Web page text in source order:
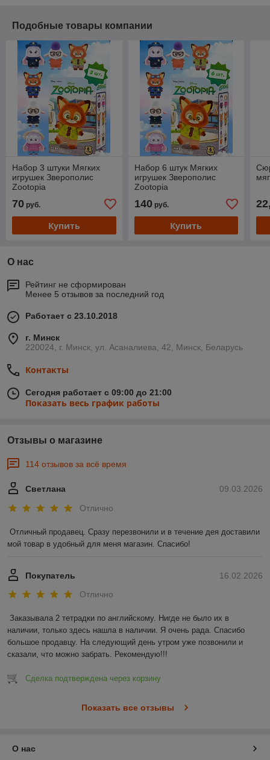
Подобные товары компании
Набор 3 штуки Мягких
игрушек Зверополис
Zootopia
70 руб.
Купить
Набор 6 штук Мягких
игрушек Зверополис
Zootopia
140руб.
Купить
О нас
Рейтинг не сформирован
Менее 5 отзывов за последний год
Работает с 23.10.2018
г. Минск
220024, г. Минск, ул. Асаналиева, 42, Минск, Беларусь
Контакты
Сегодня работает с 09:00 до 21:00
Показать весь график работы
Отзывы о магазине
114 отзывов за всё время
09.03.2026
Светлана
Отлично
Отличный продавец. Сразу перезвонили и в течение дея доставили
мой товар в удобный для меня магазин. Спасибо!
16.02.2026
Покупатель
Отлично
Заказывала 2 тетрадки по английскому. Нигде не было их в
наличии, только здесь нашла в наличии. Я очень рада. Спасибо
большое продавцу. На следующий день утром уже позвонили и
сказали, что можно забрать. Рекомендую!!!
Сделка подтверждена через корзину
Показать все отзывы
О нас